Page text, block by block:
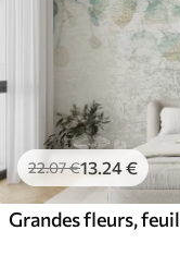
22.07€13 .24€